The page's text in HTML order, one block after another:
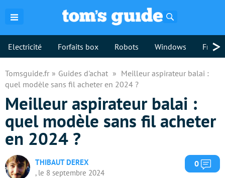
Electricité Forfaits box Robots Windows >
Tomsguide.fr Guides d'achat
Meilleur aspirateur balai :
quel modèle sans fil acheter en 2024 ?
Meilleur aspirateur balai :
quel modèle sans fil acheter
en 2024 ?
THIBAUT DEREX
, le 8 septembre 2024
0